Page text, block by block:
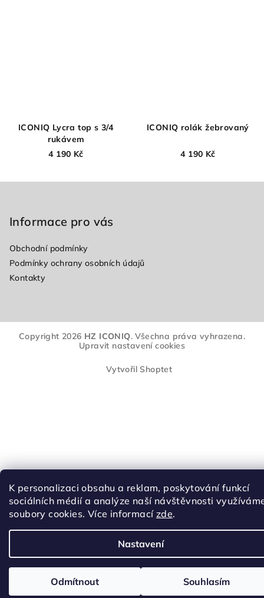
K personalizaci obsahu a reklam, poskytování funkcí
sociálních médií a analýze naší návštěvnosti
soubory cookies. Více informací zde.
Nastavení
Odmítnout Souhlasím
ICONIQ Lycra top s 3/4
rukávem
4 190 Kč
ICONIQ rolák žebrovaný
4 190 Kč
Informace pro vás
Obchodní podmínky
Podmínky ochrany osobních údajů
Kontakty
Copyright 2026 HZ ICONIQ. Všechna práva vyhrazena.
Upravit nastavení cookies
Vytvořil Shoptet